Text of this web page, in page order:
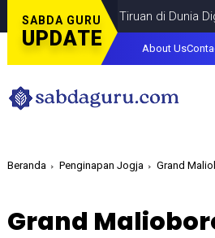
SABDA GURU
UPDATE
Akun Tiruan di Dunia Digital,
About Us
Beranda Penginapan Jogja Grand Malioboro Hotel
Grand